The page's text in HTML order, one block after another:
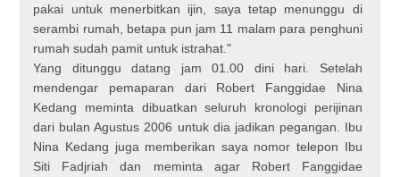
pakai untuk menerbitkan ijin, saya tetap menunggu di
serambi rumah, betapa pun jam 11 malam para penghuni
rumah sudah pamit untuk istrahat."
Yang ditunggu datang jam 01.00 dini hari. Setelah
mendengar pemaparan dari Robert Fanggidae Nina
Kedang meminta dibuatkan seluruh kronologi perijinan
dari bulan Agustus 2006 untuk dia jadikan pegangan. Ibu
Nina Kedang juga memberikan saya nomor telepon Ibu
Siti Fadjriah dan meminta agar Robert Fanggidae